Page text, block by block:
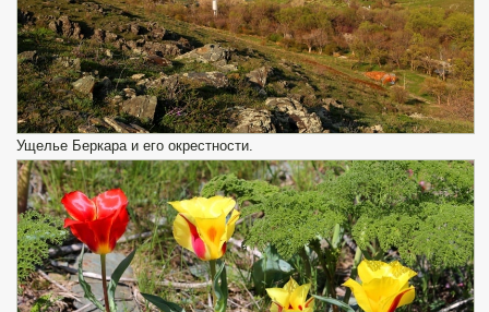
Ущелье Беркара и его окрестности.